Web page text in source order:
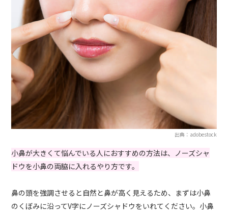
出典：adobestock
小鼻が大きくて悩んでいる人におすすめの方法は、ノーズシャ
ドウを小鼻の両脇に入れるやり方です。
鼻の頭を強調させると自然と鼻が高く見えるため、まずは小鼻
のくぼみに沿ってV字にノーズシャドウをいれてください。小鼻